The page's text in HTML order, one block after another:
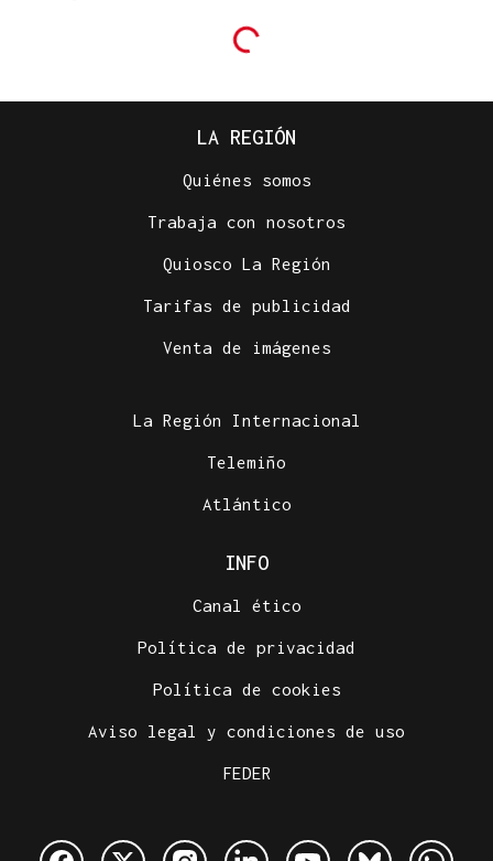
LA REGIÓN
Quiénes somos
Trabaja con nosotros
Quiosco La Región
Tarifas de publicidad
Venta de imágenes
La Región Internacional
Telemiño
Atlántico
INFO
Canal ético
Política de privacidad
Política de cookies
Aviso legal y condiciones de uso
FEDER